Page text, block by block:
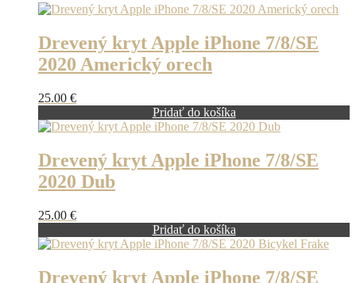
Drevený kryt Apple iPhone 7/8/SE
2020 Americký orech
25.00 €
Pridať do košíka
Drevený kryt Apple iPhone 7/8/SE
2020 Dub
25.00 €
Pridať do košíka
Drevený kryt Apple iPhone 7/8/SE